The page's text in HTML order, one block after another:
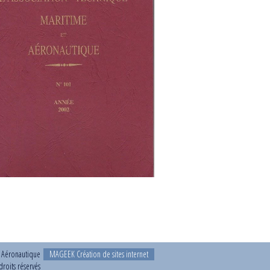
réservés
MAGEEK Création de sites internet